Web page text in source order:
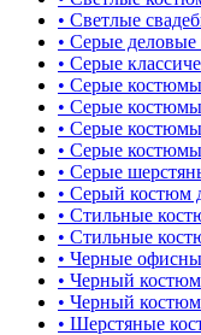
• Светлые
• Серые
• Серые
• Серые
• Серые
• Серые
• Серые
• Серые
• Серый костюм
• Стильные
• Стильные
• Черные
• Черный костюм
• Черный
• Шерстяные